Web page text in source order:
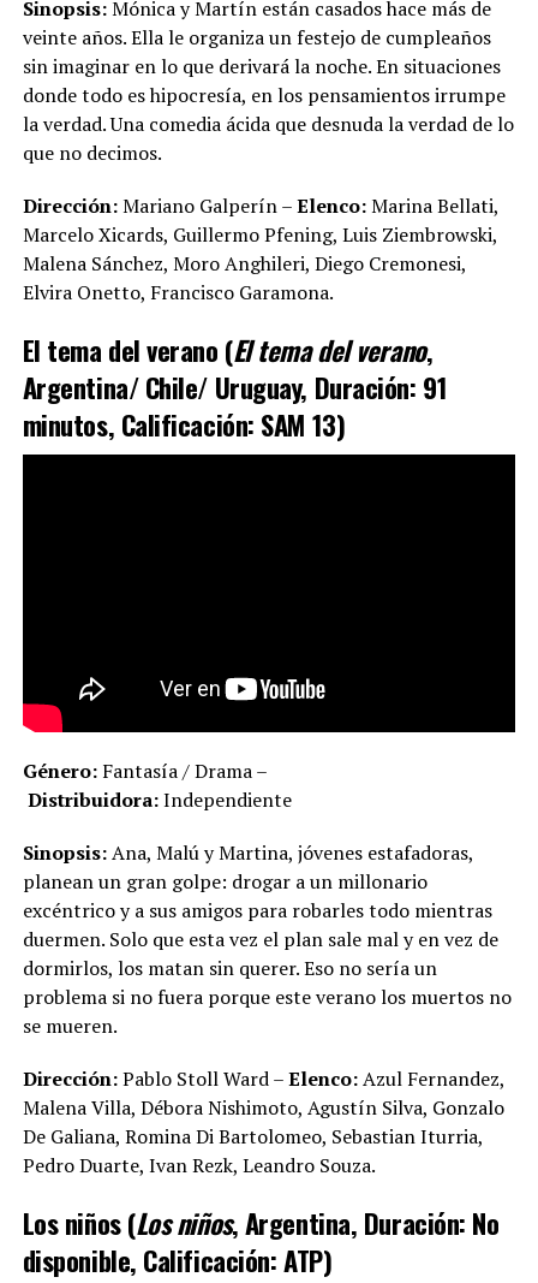
Sinopsis:Mónica y Martín están casados hace más de
veinte años. Ella le organiza un festejo de cumpleaños
sin imaginar en lo que derivará la noche. En situaciones
donde todo es hipocresía, en los pensamientos irrumpe
la verdad. Una comedia ácida que desnuda la verdad de lo
que no decimos.
Dirección:Mariano Galperín –Elenco:Marina Bellati,
Marcelo Xicards, Guillermo Pfening, Luis Ziembrowski,
Malena Sánchez, Moro Anghileri, Diego Cremonesi,
Elvira Onetto, Francisco Garamona.
El tema del verano (El tema del verano,
Argentina/ Chile/ Uruguay, Duración: 91
minutos, Calificación: SAM 13)
Género:Fantasía / Drama –
Distribuidora:Independiente
Sinopsis:Ana, Malú y Martina, jóvenes estafadoras,
planean un gran golpe: drogar a un millonario
excéntrico y a sus amigos para robarles todo mientras
duermen. Solo que esta vez el plan sale mal y en vez de
dormirlos, los matan sin querer. Eso no sería un
problema si no fuera porque este verano los muertos no
se mueren.
Dirección:Pablo Stoll Ward –Elenco:Azul Fernandez,
Malena Villa, Débora Nishimoto, Agustín Silva, Gonzalo
De Galiana, Romina Di Bartolomeo, Sebastian Iturria,
Pedro Duarte, Ivan Rezk, Leandro Souza.
Los niños (Los niños, Argentina, Duración: No
disponible, Calificación: ATP)